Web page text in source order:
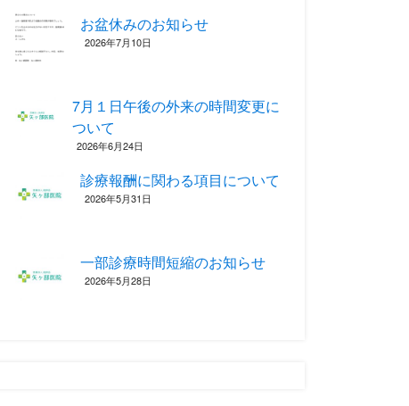
お盆休みのお知らせ
2026年7月10日
7月１日午後の外来の時間変更に
ついて
2026年6月24日
診療報酬に関わる項目について ‎
2026年5月31日
一部診療時間短縮のお知らせ
2026年5月28日